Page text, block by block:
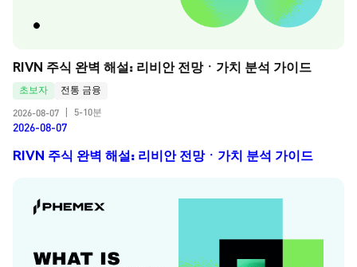
RIVN 주식 완벽 해설: 리비안 전망ㆍ가치 분석 가이드
초보자
전통 금융
2026-08-07
5-10분
2026-08-07
RIVN 주식 완벽 해설: 리비안 전망ㆍ가치 분석 가이드